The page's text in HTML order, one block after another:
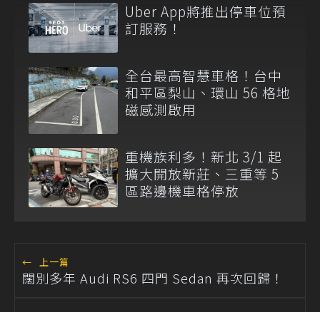
Uber App將推出停車位預
訂服務！
全台最高智慧車格！台中
和平區梨山、環山 56 格地
磁感測啟用
重機族利多！新北 3/1 起
擴大開放新莊、三重等 5
區路邊機車格停放
← 上一篇
闊別多年 Audi RS6 四門 Sedan 再次回歸！